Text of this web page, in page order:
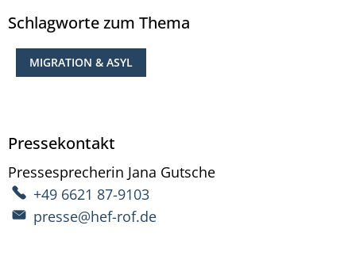
Schlagworte zum Thema
MIGRATION & ASYL
Pressekontakt
Pressesprecherin Jana Gutsche
+49 6621 87-9103
presse@hef-rof.de